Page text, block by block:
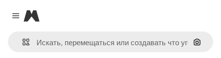
Close menu
Magnific
Поиск